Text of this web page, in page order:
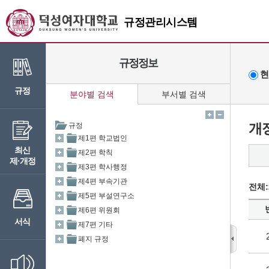
규정관리시스템
규정
최신
제·개정
서식
규정정보
분야별 검색 부서별 검색
개
전체: